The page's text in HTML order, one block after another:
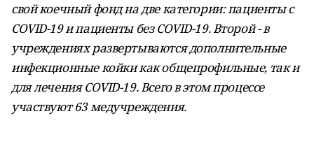
свой коечный фонд на две категории: пациенты с
COVID-19 и пациенты без COVID-19. Второй - в
учреждениях развертываются дополнительные
инфекционные койки как общепрофильные, так и
для лечения COVID-19. Всего в этом процессе
участвуют 63 медучреждения.